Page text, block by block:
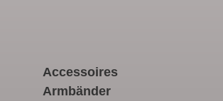
Accessoires
Armbänder